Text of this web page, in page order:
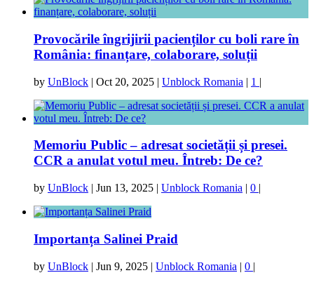
Provocările îngrijirii pacienților cu boli rare în
România: finanțare, colaborare, soluții
by UnBlock | Oct 20, 2025 | Unblock Romania | 1 |
Memoriu Public – adresat societății și presei.
CCR a anulat votul meu. Întreb: De ce?
by UnBlock | Jun 13, 2025 | Unblock Romania | 0 |
Importanța Salinei Praid
by UnBlock | Jun 9, 2025 | Unblock Romania | 0 |